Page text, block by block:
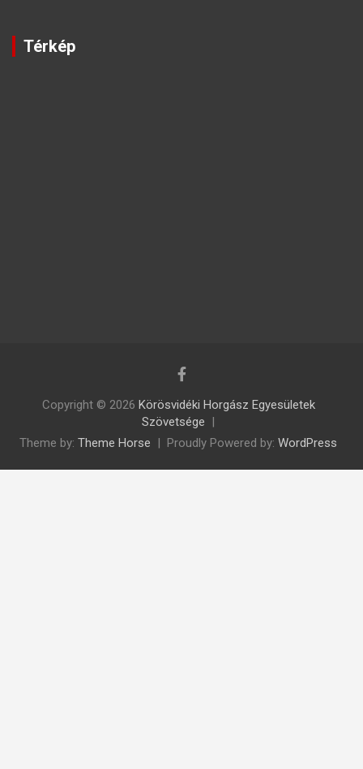
Térkép
Copyright © 2026 Körösvidéki Horgász Egyesületek
Szövetsége
Theme by: Theme Horse Proudly Powered by: WordPress